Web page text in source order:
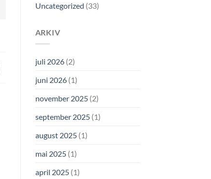
Uncategorized (33)
ARKIV
juli 2026(2)
juni 2026(1)
november 2025(2)
september 2025(1)
august 2025(1)
mai 2025(1)
april 2025(1)